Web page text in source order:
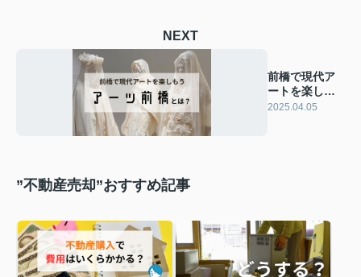
NEXT
前橋で現代ア
ートを楽しも
う！アーツ前
2025.04.05
”不動産売却”おすすめ記事